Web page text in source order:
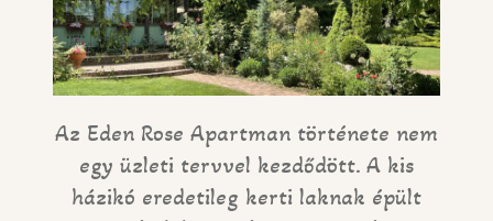
Az Eden Rose Apartman története nem
egy üzleti tervvel kezdődött. A kis
házikó eredetileg kerti laknak épült